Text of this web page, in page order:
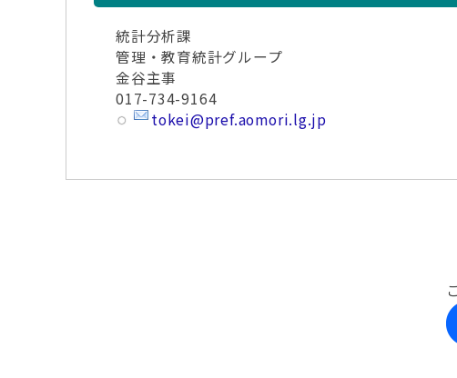
統計分析課
管理・教育統計グループ
金谷主事
017-734-9164
tokei@pref.aomori.lg.jp